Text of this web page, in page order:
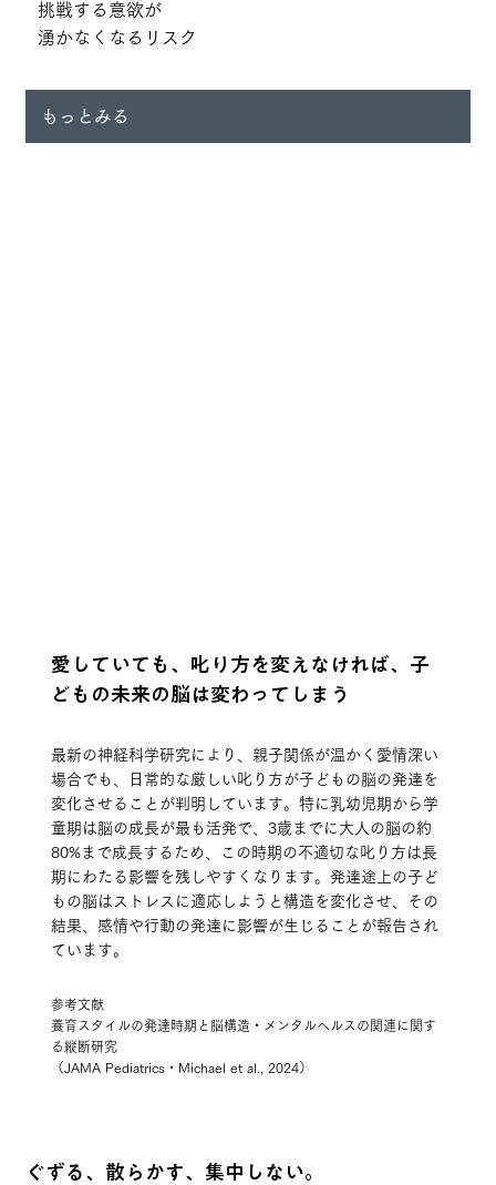
挑戦する意欲が
湧かなくなるリスク
もっとみる
愛していても、叱り方を変えなければ、子
どもの未来の脳は変わってしまう
最新の神経科学研究により、親子関係が温かく愛情深い
場合でも、日常的な厳しい叱り方が子どもの脳の発達を
変化させることが判明しています。特に乳幼児期から学
童期は脳の成長が最も活発で、3歳までに大人の脳の約
80%まで成長するため、この時期の不適切な叱り方は長
期にわたる影響を残しやすくなります。発達途上の子ど
もの脳はストレスに適応しようと構造を変化させ、その
結果、感情や行動の発達に影響が生じることが報告され
ています。
参考文献
養育スタイルの発達時期と脳構造・メンタルヘルスの関連に関す
る縦断研究
（JAMA Pediatrics・Michael et al., 2024）
ぐずる、散らかす、集中しない。